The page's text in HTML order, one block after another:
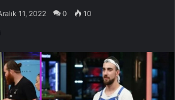
11, 2022 0 10